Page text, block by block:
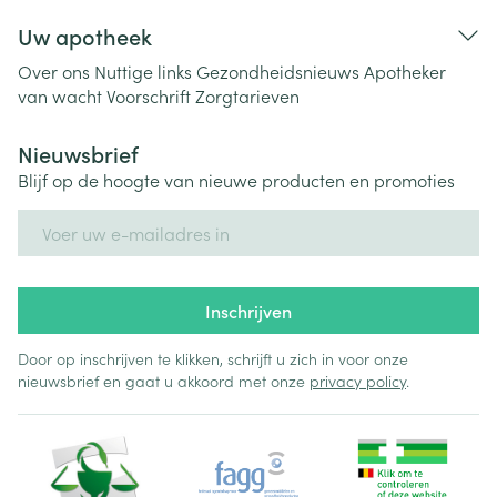
Uw apotheek
Over ons Nuttige links Gezondheidsnieuws Apotheker
van wachtVoorschriftZorgtarieven
Nieuwsbrief
Blijf op de hoogte van nieuwe producten en promoties
Inschrijven
Door op inschrijven te klikken, schrijft u zich in voor onze
nieuwsbrief en gaat u akkoord met onze privacy policy.